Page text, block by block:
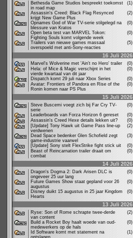
Bethesda Game Studios bespreekt toekomst
in road map
(1)
Assassin's Creed: Black Flag Resynced
krijgt New Game Plus
(2)
Opnames God of War TV-serie stilgelegd na
blessure van Kratos
(0)
Open beta test van MARVEL Tokon:
Fighting Souls komt volgende week
(0)
Trailers van nieuwe games massaal
overspoeld met anti-Sony-reacties
(5)
16 Juli 2026
Marvel's Wolverine met 'Ain't no Hero' trailer
(0)
Hela: of Mice & Magic verschijnt in het
vierde kwartaal van dit jaar
(0)
Dispatch komt 29 juli naar Xbox Series
(0)
Avatar: Frontiers of Pandora en Rise of the
Ronin komen naar PS Plus
(0)
15 Juli 2026
Steve Buscemi voegt zich bij Far Cry TV-
serie
(0)
Leaderboards van Forza Horizon 6 gereset
(0)
Assassin's Creed Hexe details lekken uit?
(0)
[Update] Tony Hawk uit Game Pass line-up
verdwenen
(2)
Dead Space bedenker Glen Schofield zegt
game-industrie vaarwel
(3)
[Update] Sony stelt FlexStrike fight stick uit
(0)
Beast of Reincarnation trailer draait om
combat
(0)
14 Juli 2026
Dragon's Dogma 2: Dark Arisen DLC is
ongeveer 25 uur lang
(0)
Future Games Show staat gepland voor 26
augustus
(0)
Disney duikt 15 augustus in 25 jaar Kingdom
Hearts
(0)
13 Juli 2026
Ryse: Son of Rome schrapte twee-derde
van content
(2)
Build a Rocket Boy haalt woede van oud-
medewerkers op de hals
(0)
Id Software komt met statement na
ontslagen
(1)